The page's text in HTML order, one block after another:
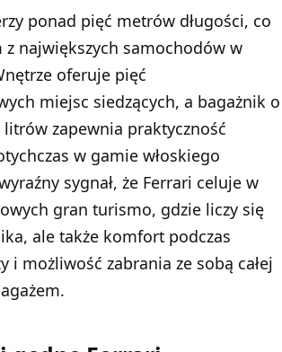
ponad pięć metrów długości, co
z największych samochodów w
oferuje pięć
miejsc siedzących, a bagażnik o
zapewnia praktyczność
w gamie włoskiego
sygnał, że Ferrari celuje w
gran turismo, gdzie liczy się
ale także komfort podczas
i możliwość zabrania ze sobą całej